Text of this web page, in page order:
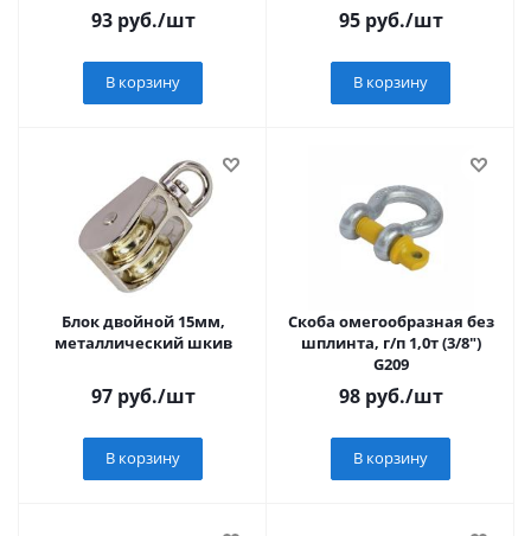
93руб./шт
В корзину
95руб./шт
В корзину
Блок двойной 15мм,
металлический шкив
97руб./шт
В корзину
Скоба омегообразная без
шплинта, г/п 1,0т (3/8")
G209
98руб./шт
В корзину